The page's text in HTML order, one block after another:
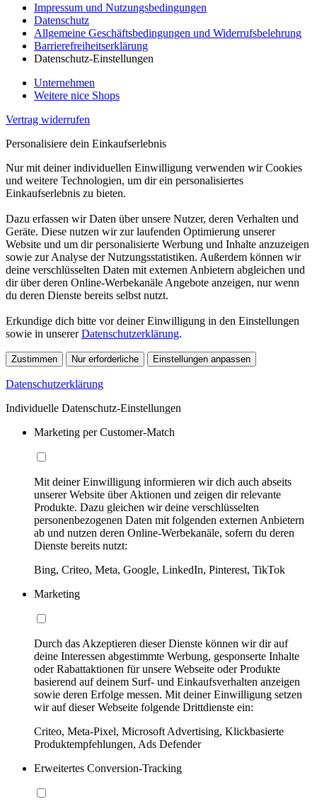
Impressum und Nutzungsbedingungen
Datenschutz
Allgemeine Geschäftsbedingungen und Widerrufsbelehrung
Barrierefreiheitserklärung
Datenschutz-Einstellungen
Unternehmen
Weitere nice Shops
Vertrag widerrufen
Personalisiere dein Einkaufserlebnis
Nur mit deiner individuellen Einwilligung verwenden wir Cookies
und weitere Technologien, um dir ein personalisiertes
Einkaufserlebnis zu bieten.
Dazu erfassen wir Daten über unsere Nutzer, deren Verhalten und
Geräte. Diese nutzen wir zur laufenden Optimierung unserer
Website und um dir personalisierte Werbung und Inhalte anzuzeigen
sowie zur Analyse der Nutzungsstatistiken. Außerdem können wir
deine verschlüsselten Daten mit externen Anbietern abgleichen und
dir über deren Online-Werbekanäle Angebote anzeigen, nur wenn
du deren Dienste bereits selbst nutzt.
Erkundige dich bitte vor deiner Einwilligung in den Einstellungen
sowie in unsererDatenschutzerklärung.
Zustimmen Nur erforderliche Einstellungen anpassen
Datenschutzerklärung
Individuelle Datenschutz-Einstellungen
Marketing per Customer-Match
Mit deiner Einwilligung informieren wir dich auch abseits
unserer Website über Aktionen und zeigen dir relevante
Produkte. Dazu gleichen wir deine verschlüsselten
personenbezogenen Daten mit folgenden externen Anbietern
ab und nutzen deren Online-Werbekanäle, sofern du deren
Dienste bereits nutzt:
Bing, Criteo, Meta, Google, LinkedIn, Pinterest, TikTok
Marketing
Durch das Akzeptieren dieser Dienste können wir dir auf
deine Interessen abgestimmte Werbung, gesponserte Inhalte
oder Rabattaktionen für unsere Webseite oder Produkte
basierend auf deinem Surf- und Einkaufsverhalten anzeigen
sowie deren Erfolge messen. Mit deiner Einwilligung setzen
wir auf dieser Webseite folgende Drittdienste ein:
Criteo, Meta-Pixel, Microsoft Advertising, Klickbasierte
Produktempfehlungen, Ads Defender
Erweitertes Conversion-Tracking